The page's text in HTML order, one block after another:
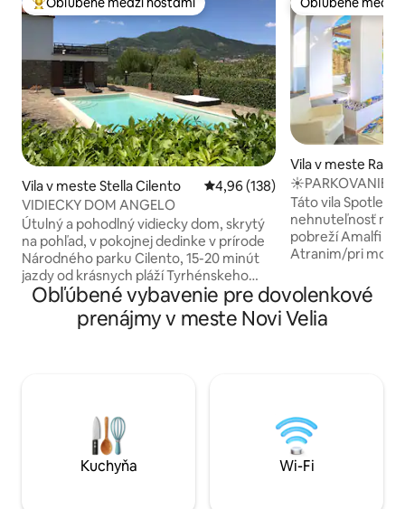
Najobľúbenejšie medzi hosťami
Vila v meste Stella Cilento Priemerné ohodnotenie 4,96 z
4,96 (138)
VIDIECKY DOM ANGELO
Útulný a pohodlný vidiecky dom, skrytý
na pohľad, v pokojnej dedinke v prírode
Národného parku Cilento, 15-20 minút
jazdy od krásnych pláží Tyrhénskeho
mora (modrá vlajka). Oáza pokoja,
priestoru a svetla, pre príjemné chvíle v
záhrade alebo vo vonkajšom bazéne.
komunikuje so záhradou a bazénom cez
sklenené rolety. Kúpeľňa na poschodí
má sprchovací kút. Vonku je krásna
terasa s grilom a výhľadom na kopce
Obľúbené medzi
Vila v meste
☀️PARKOVANIE
PRÍSTUPOM K
MORI
Táto vila Spotless
nehnuteľnosť
pobreží Amalfi
Atranim/pri
záhradami, s
priamym prístupom k
ubytovať 3 hostia.
Ravello (3 km)
(1 km) Positano
Ostrov Capri
Obľúbené vybavenie pre dovolenkové
prenájmy v meste Novi Velia
Kuchyňa Wi-Fi